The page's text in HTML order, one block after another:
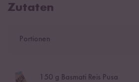
Zutaten
Portionen
150 g Basmati Reis Pusa